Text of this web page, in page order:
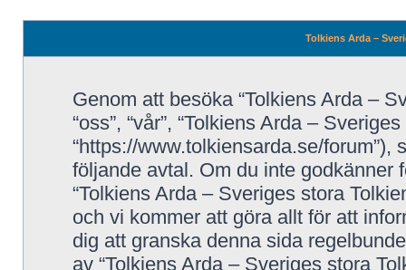
Tolkiens Arda –
Genom att besöka “Tolkiens Arda –
“oss”, “vår”, “Tolkiens Arda –
“https://www.tolkiensarda.se/
följande avtal. Om du inte godkänner
“Tolkiens Arda – Sveriges stora
och vi kommer att göra allt för att
dig att granska denna sida
av “Tolkiens Arda – Sveriges stora